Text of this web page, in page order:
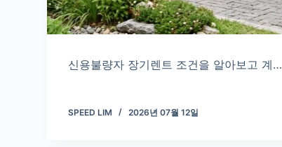
신용불량자 장기렌트 조건을 알아보고 계…
SPEED LIM 2026년 07월 12일